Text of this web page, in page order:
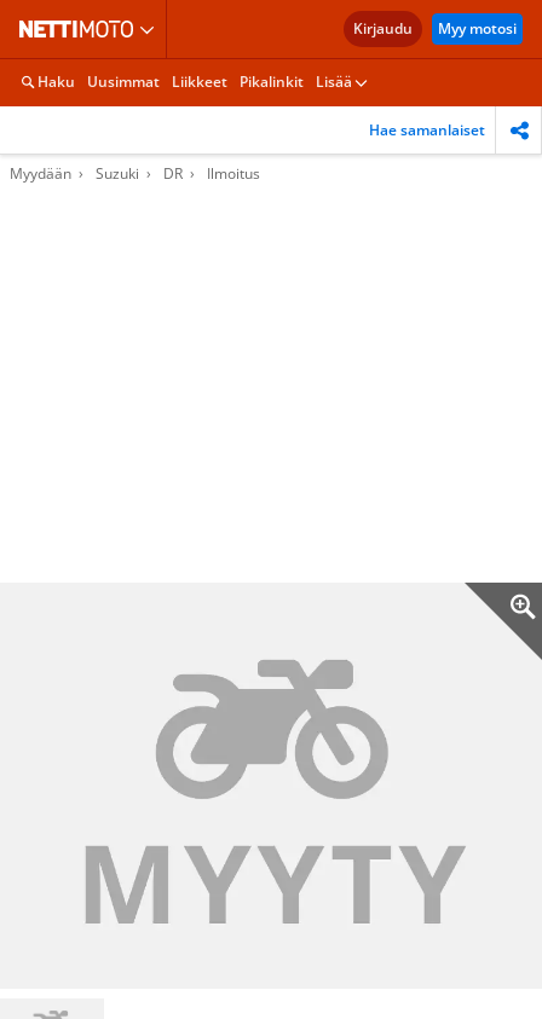
Kirjaudu Myy motosi
Haku Uusimmat Liikkeet Pikalinkit Lisää
Hae samanlaiset
Myydään Suzuki DR Ilmoitus